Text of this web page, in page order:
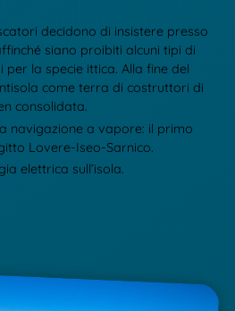
decidono di insistere presso
siano proibiti alcuni tipi di
la specie ittica. Alla fine del
come terra di costruttori di
consolidata.
navigazione a vapore: il primo
Lovere-Iseo-Sarnico.
elettrica sull’isola.